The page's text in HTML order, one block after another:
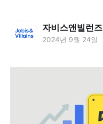
자비스앤빌런즈
2024년 9월 24일